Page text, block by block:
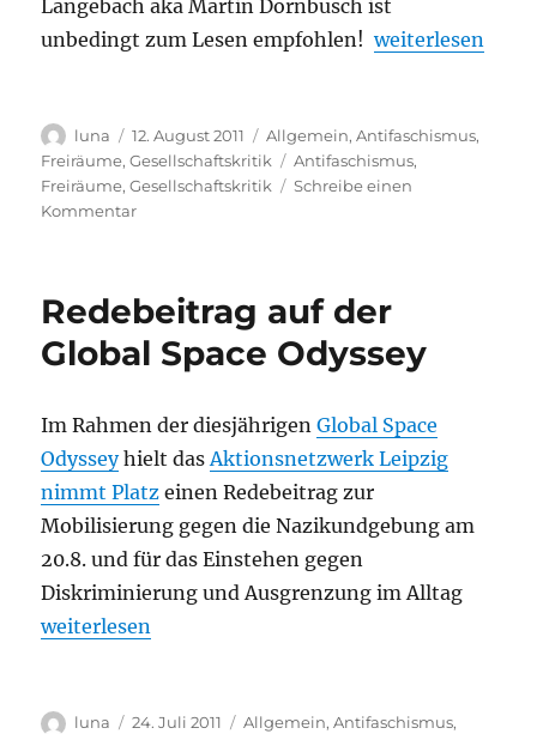
Langebach aka Martin Dornbusch ist
unbedingt zum Lesen empfohlen!„Blood Axis: Im
weiterlesen
Autor
luna
Veröffentlicht
am
12. August 2011 Kategorien
Allgemein,Antifaschismus,
Freiräume,Gesellschaftskritik Schlagwörter
Antifaschismus,
Freiräume,Gesellschaftskritik
Schreibe einen
Kommentarzu
Geist
völkischer
Denker
Redebeitrag auf der
Global Space Odyssey
Im Rahmen der diesjährigenGlobal Space
Odysseyhielt dasAktionsnetzwerk Leipzig
nimmt Platz einen Redebeitrag zur
Mobilisierung gegen die Nazikundgebung am
20.8. und für das Einstehen gegen
Diskriminierung und Ausgrenzung im Alltag
„Redebeitrag auf der Global Space Odyssey“
weiterlesen
Autor
luna
Veröffentlicht
24. Juli 2011 Kategorien
Allgemein,Antifaschismus,